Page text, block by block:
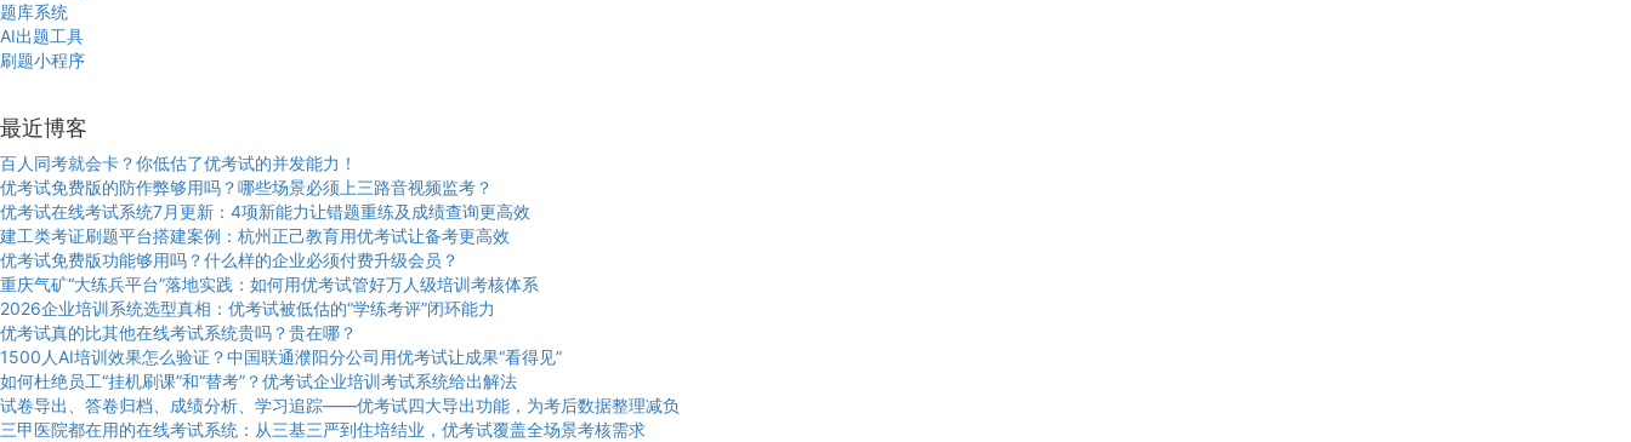
题库系统
AI出题工具
刷题小程序
最近博客
百人同考就会卡？你低估了优考试的并发能力！
优考试免费版的防作弊够用吗？哪些场景必须上三路音视频监考？
优考试在线考试系统7月更新：4项新能力让错题重练及成绩查询更高效
建工类考证刷题平台搭建案例：杭州正己教育用优考试让备考更高效
优考试免费版功能够用吗？什么样的企业必须付费升级会员？
重庆气矿“大练兵平台”落地实践：如何用优考试管好万人级培训考核体系
2026企业培训系统选型真相：优考试被低估的“学练考评”闭环能力
优考试真的比其他在线考试系统贵吗？贵在哪？
1500人AI培训效果怎么验证？中国联通濮阳分公司用优考试让成果“看得见”
如何杜绝员工“挂机刷课”和“替考”？优考试企业培训考试系统给出解法
试卷导出、答卷归档、成绩分析、学习追踪——优考试四大导出功能，为考后数据整理减负
三甲医院都在用的在线考试系统：从三基三严到住培结业，优考试覆盖全场景考核需求